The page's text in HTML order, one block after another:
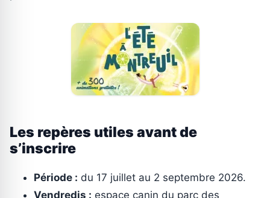
Les repères utiles avant de
s’inscrire
Période : du 17 juillet au 2 septembre 2026.
Vendredis : espace canin du parc des